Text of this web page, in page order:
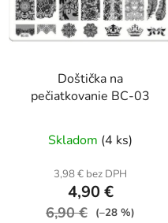
Doštička na
pečiatkovanie BC-03
Skladom (4 ks)
3,98 € bez DPH
4,90 €
6,90 € (–28 %)